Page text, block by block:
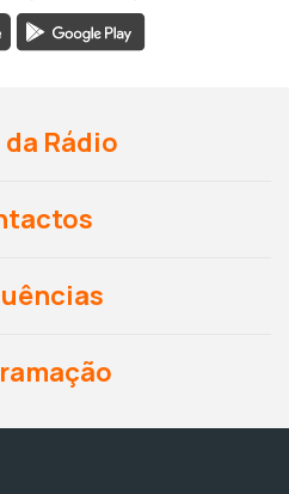
Rádio